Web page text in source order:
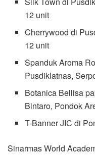
12 unit
Cherrywood di
12 unit
Spanduk Aroma
Pusdiklatnas,
Botanica Bellisa
Bintaro, Pondok
T-Banner JIC di
Sinarmas World